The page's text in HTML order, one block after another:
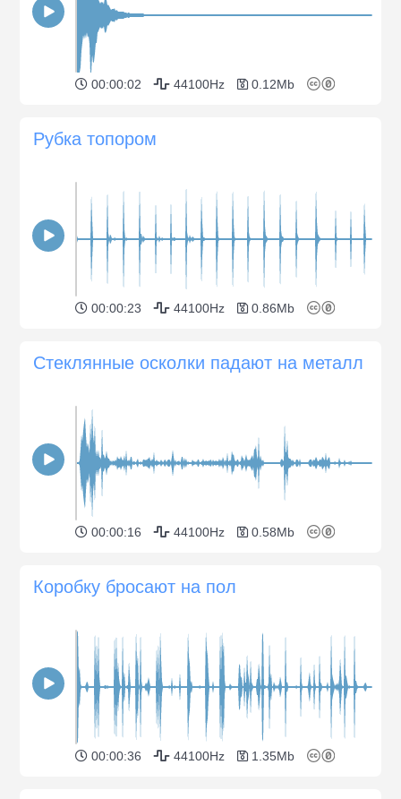
00:00:02 44100Hz 0.12Mb
Рубка топором
00:00:23 44100Hz 0.86Mb
Стеклянные осколки падают на металл
00:00:16 44100Hz 0.58Mb
Коробку бросают на пол
00:00:36 44100Hz 1.35Mb